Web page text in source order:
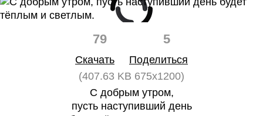
79 5
Скачать
Поделиться
(407.63 KB 675x1200)
С добрым утром,
пусть наступивший день